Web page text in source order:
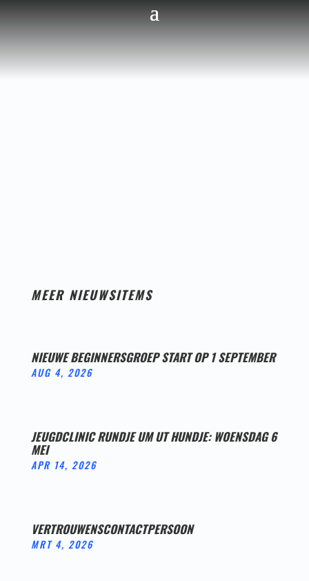
MEER NIEUWSITEMS
NIEUWE BEGINNERSGROEP START OP 1 SEPTEMBER
AUG 4, 2026
JEUGDCLINIC RUNDJE UM UT HUNDJE: WOENSDAG 6
MEI
APR 14, 2026
VERTROUWENSCONTACTPERSOON
MRT 4, 2026